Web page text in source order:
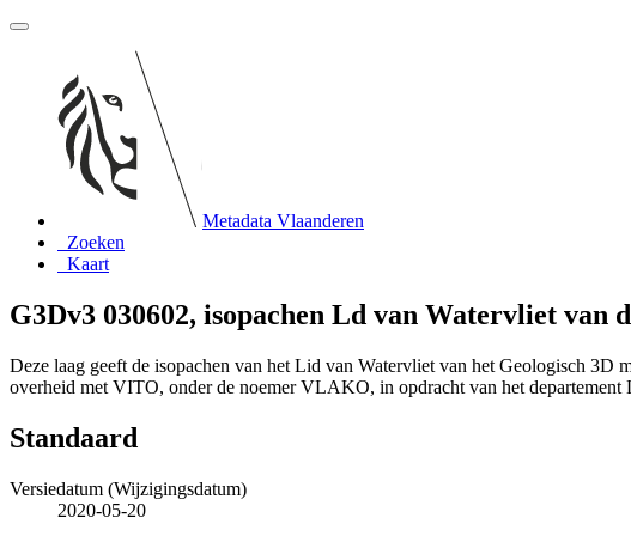
Metadata Vlaanderen
Zoeken
Kaart
G3Dv3 030602, isopachen Ld van Watervliet van
Deze laag geeft de isopachen van het Lid van Watervliet van het Geologisch 3D
overheid met VITO, onder de noemer VLAKO, in opdracht van het
Standaard
Versiedatum (Wijzigingsdatum)
2020-05-20